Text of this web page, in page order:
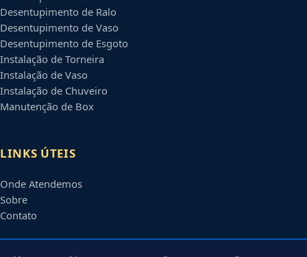
Desentupimento de Ralo
Desentupimento de Vaso
Desentupimento de Esgoto
Instalação de Torneira
Instalação de Vaso
Instalação de Chuveiro
Manutenção de Box
LINKS ÚTEIS
Onde Atendemos
Sobre
Contato